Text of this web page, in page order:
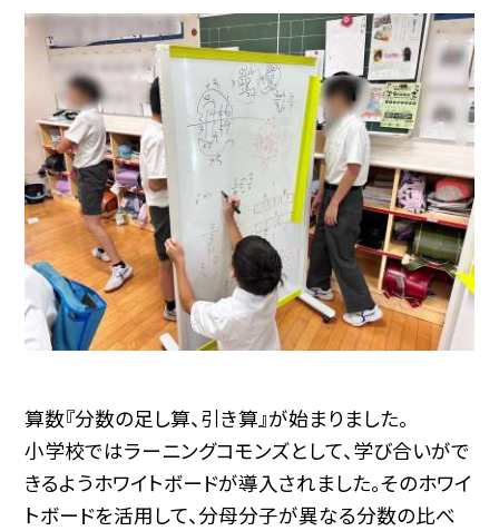
算数『分数の足し算、引き算』が始まりました。
小学校ではラーニングコモンズとして、学び合いがで
きるようホワイトボードが導入されました。そのホワイ
トボードを活用して、分母分子が異なる分数の比べ